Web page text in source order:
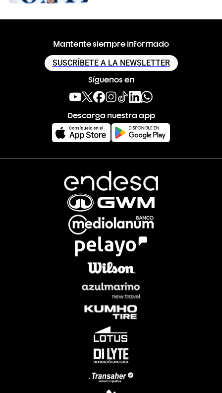
Mantente siempre informado
SUSCRÍBETE A LA NEWSLETTER
Síguenos en
Descarga nuestra app